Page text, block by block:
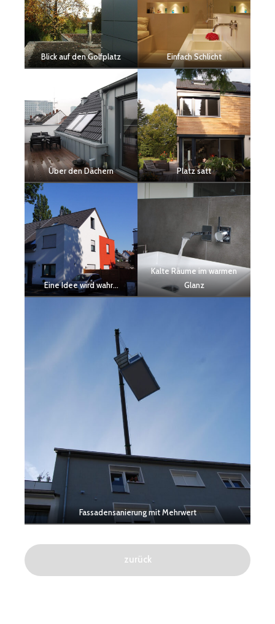
Blick auf den Golfplatz Einfach Schlicht
Über den Dächern Platz satt
Eine Idee wird wahr…
Kalte Räume im warmen
Glanz
Fassadensanierung mit Mehrwert
zurück